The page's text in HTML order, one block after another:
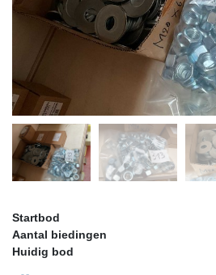
Startbod
Aantal biedingen
Huidig bod